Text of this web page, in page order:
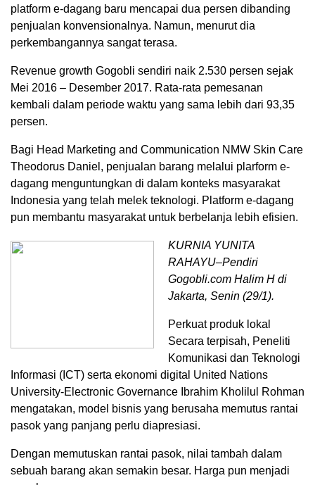
platform e-dagang baru mencapai dua persen dibanding
penjualan konvensionalnya. Namun, menurut dia
perkembangannya sangat terasa.
Revenue growth Gogobli sendiri naik 2.530 persen sejak
Mei 2016 – Desember 2017. Rata-rata pemesanan
kembali dalam periode waktu yang sama lebih dari 93,35
persen.
Bagi Head Marketing and Communication NMW Skin Care
Theodorus Daniel, penjualan barang melalui plarform e-
dagang menguntungkan di dalam konteks masyarakat
Indonesia yang telah melek teknologi. Platform e-dagang
pun membantu masyarakat untuk berbelanja lebih efisien.
KURNIA YUNITA
RAHAYU–Pendiri
Gogobli.com Halim H di
Jakarta, Senin (29/1).
Perkuat produk lokal
Secara terpisah, Peneliti
Komunikasi dan Teknologi
Informasi (ICT) serta ekonomi digital United Nations
University-Electronic Governance Ibrahim Kholilul Rohman
mengatakan, model bisnis yang berusaha memutus rantai
pasok yang panjang perlu diapresiasi.
Dengan memutuskan rantai pasok, nilai tambah dalam
sebuah barang akan semakin besar. Harga pun menjadi